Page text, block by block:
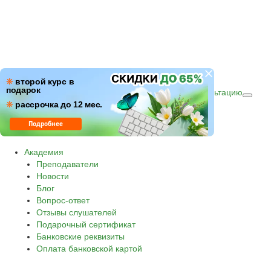
❋ второй курс в
подарок
❋ рассрочка до 12 мес.
Подробнее 8 800 500-30-45
ПН–ПТ: c 09:00 до 18:00
СБ–ВС: с 10:00 до 16:00 по (МСК)
Звонок по России бесплатный.
Получить консультацию
Академия
Преподаватели
Новости
Блог
Вопрос-ответ
Отзывы слушателей
Подарочный сертификат
Банковские реквизиты
Оплата банковской картой